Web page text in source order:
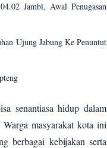
Jambi, Awal Penugasan
Ujung Jabung Ke Penuntut
senantiasa hidup dalam
masyarakat kota ini
berbagai kebijakan serta